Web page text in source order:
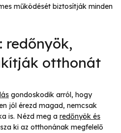
működését biztosítják minden
redőnyök,
otthonát
gondoskodik arról, hogy
jól érezd magad, nemcsak
is. Nézd meg a redőnyök és
ki az otthonának megfelelő